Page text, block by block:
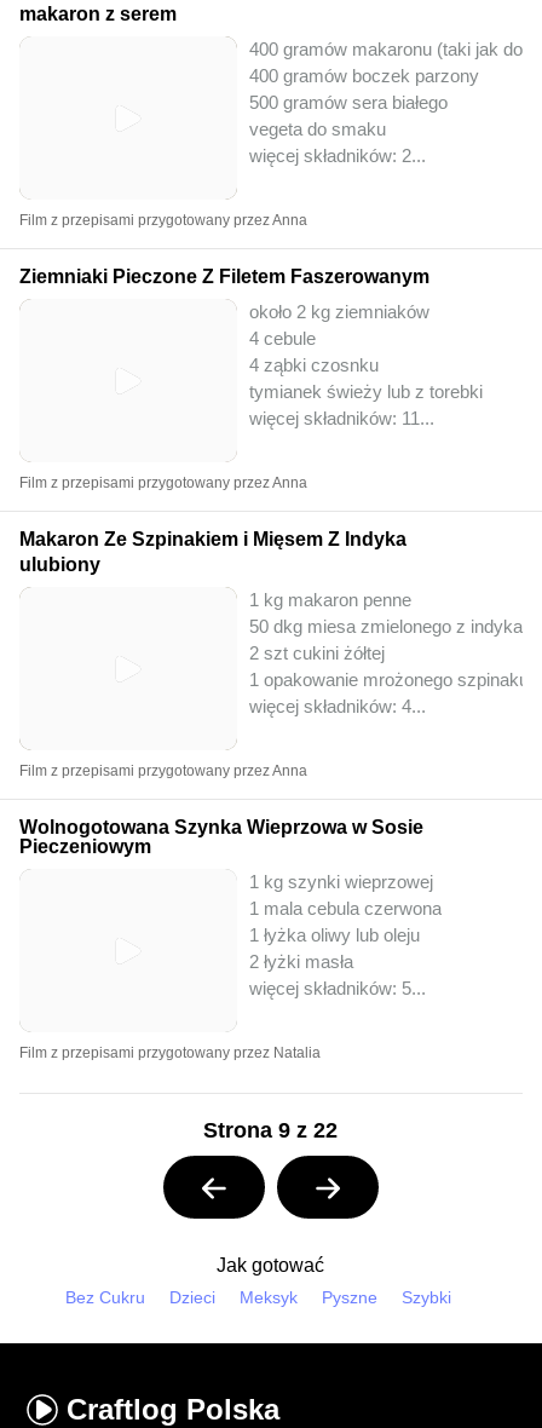
makaron z serem
400 gramów makaronu (taki jak do
400 gramów boczek parzony
500 gramów sera białego
vegeta do smaku
więcej składników: 2...
Film z przepisami przygotowany przez Anna
Ziemniaki Pieczone Z Filetem Faszerowanym
około 2 kg ziemniaków
4 cebule
4 ząbki czosnku
tymianek świeży lub z torebki
więcej składników: 11...
Film z przepisami przygotowany przez Anna
Makaron Ze Szpinakiem i Mięsem Z Indyka
ulubiony
1 kg makaron penne
50 dkg miesa zmielonego z indyka
2 szt cukini żółtej
1 opakowanie mrożonego szpinaku
więcej składników: 4...
Film z przepisami przygotowany przez Anna
Wolnogotowana Szynka Wieprzowa w Sosie
Pieczeniowym
1 kg szynki wieprzowej
1 mala cebula czerwona
1 łyżka oliwy lub oleju
2 łyżki masła
więcej składników: 5...
Film z przepisami przygotowany przez Natalia
Strona 9 z 22
Jak gotować
Bez Cukru Dzieci Meksyk Pyszne Szybki
Craftlog Polska